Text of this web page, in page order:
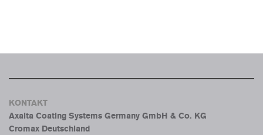
KONTAKT
Axalta Coating Systems Germany GmbH & Co. KG
Cromax Deutschland